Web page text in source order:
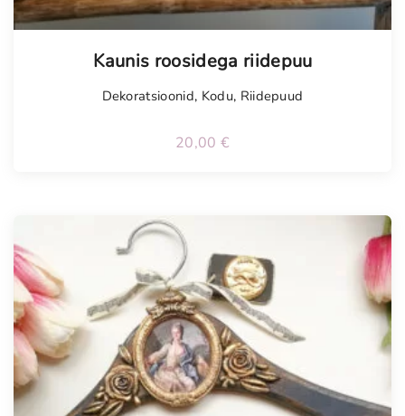
Kaunis roosidega riidepuu
Dekoratsioonid, Kodu, Riidepuud
20,00 €